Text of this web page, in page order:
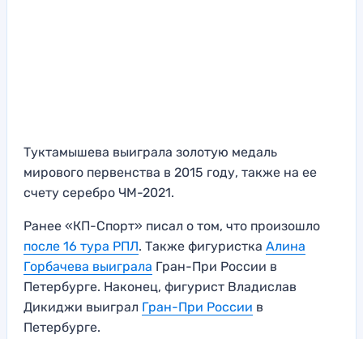
Туктамышева выиграла золотую медаль
мирового первенства в 2015 году, также на ее
счету серебро ЧМ-2021.
Ранее «КП-Спорт» писал о том, что произошло
после 16 тура РПЛ. Также фигуристка Алина
Горбачева выиграла Гран-При России в
Петербурге. Наконец, фигурист Владислав
Дикиджи выиграл Гран-При России в
Петербурге.